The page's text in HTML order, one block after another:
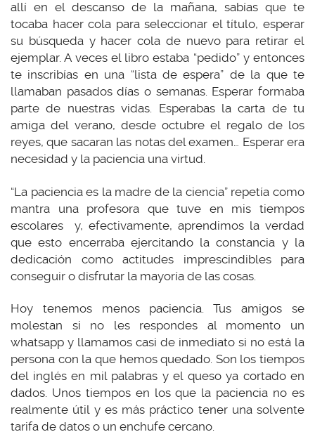
allí en el descanso de la mañana, sabías que te
tocaba hacer cola para seleccionar el título, esperar
su búsqueda y hacer cola de nuevo para retirar el
ejemplar. A veces el libro estaba “pedido” y entonces
te inscribías en una “lista de espera” de la que te
llamaban pasados días o semanas. Esperar formaba
parte de nuestras vidas. Esperabas la carta de tu
amiga del verano, desde octubre el regalo de los
reyes, que sacaran las notas del examen… Esperar era
necesidad y la paciencia una virtud.
“La paciencia es la madre de la ciencia” repetía como
mantra una profesora que tuve en mis tiempos
escolares y, efectivamente, aprendimos la verdad
que esto encerraba ejercitando la constancia y la
dedicación como actitudes imprescindibles para
conseguir o disfrutar la mayoría de las cosas.
Hoy tenemos menos paciencia. Tus amigos se
molestan si no les respondes al momento un
whatsapp y llamamos casi de inmediato si no está la
persona con la que hemos quedado. Son los tiempos
del inglés en mil palabras y el queso ya cortado en
dados. Unos tiempos en los que la paciencia no es
realmente útil y es más práctico tener una solvente
tarifa de datos o un enchufe cercano.